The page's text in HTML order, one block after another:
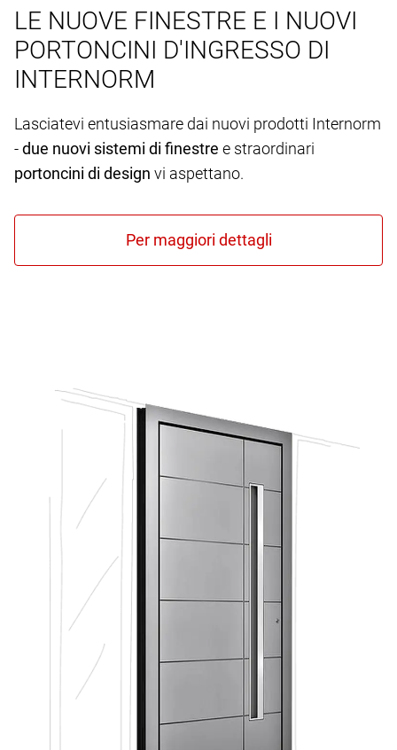
LE NUOVE FINESTRE E I NUOVI
PORTONCINI D'INGRESSO DI
INTERNORM
Lasciatevi entusiasmare dai nuovi prodotti Internorm
-due nuovi sistemi di finestre e straordinari
portoncini di design vi aspettano.